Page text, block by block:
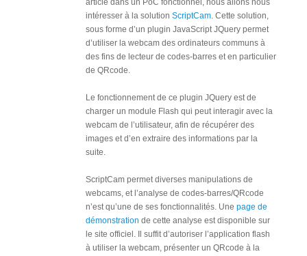
article dans un PoC fonctionnel, nous allons nous
intéresser à la solution ScriptCam. Cette solution,
sous forme d’un plugin JavaScript JQuery permet
d’utiliser la webcam des ordinateurs communs à
des fins de lecteur de codes-barres et en particulier
de QRcode.
Le fonctionnement de ce plugin JQuery est de
charger un module Flash qui peut interagir avec la
webcam de l’utilisateur, afin de récupérer des
images et d’en extraire des informations par la
suite.
ScriptCam permet diverses manipulations de
webcams, et l’analyse de codes-barres/QRcode
n’est qu’une de ses fonctionnalités. Une page de
démonstration de cette analyse est disponible sur
le site officiel. Il suffit d’autoriser l’application flash
à utiliser la webcam, présenter un QRcode à la